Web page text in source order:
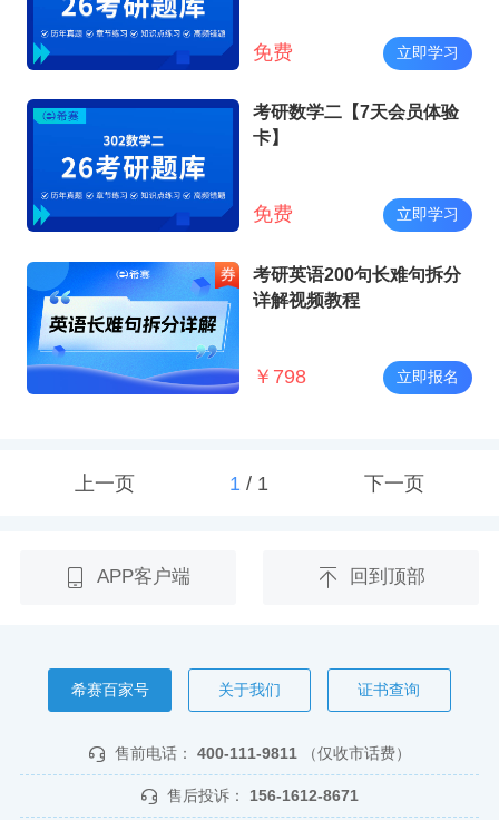
免费 立即学习
考研数学二【7天会员体验
卡】
免费 立即学习
考研英语200句长难句拆分
详解视频教程
￥ 798 立即报名
上一页 1/ 1 下一页
APP客户端 回到顶部
希赛百家号 关于我们 证书查询
售前电话： 400-111-9811 （仅收市话费）
售后投诉： 156-1612-8671